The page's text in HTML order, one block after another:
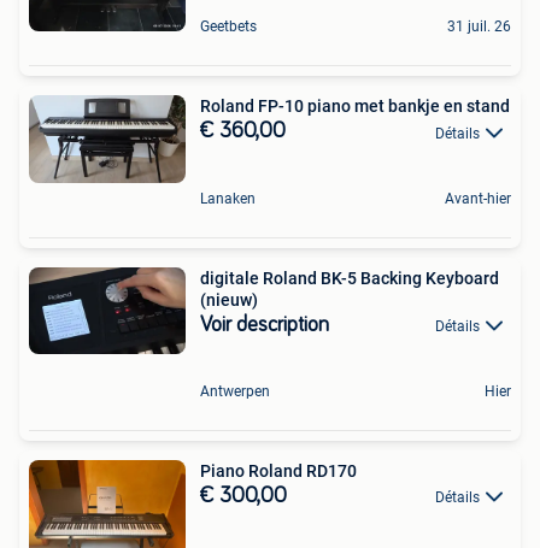
Geetbets 31 juil. 26
Roland FP-10 piano met bankje en stand
€ 360,00 Détails
Lanaken Avant-hier
digitale Roland BK-5 Backing Keyboard
(nieuw)
Voir description Détails
Antwerpen Hier
Piano Roland RD170
€ 300,00 Détails